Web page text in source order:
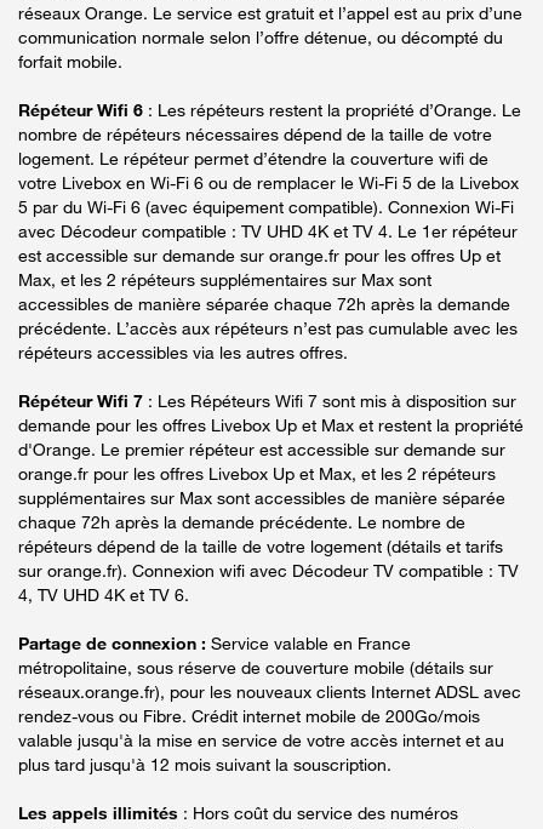
réseaux Orange. Le service est gratuit et l’appel est au prix d’une
communication normale selon l’offre détenue, ou décompté du
forfait mobile.
Répéteur Wifi 6 : Les répéteurs restent la propriété d’Orange. Le
nombre de répéteurs nécessaires dépend de la taille de votre
logement. Le répéteur permet d’étendre la couverture wifi de
votre Livebox en Wi-Fi 6 ou de remplacer le Wi-Fi 5 de la Livebox
5 par du Wi-Fi 6 (avec équipement compatible). Connexion Wi-Fi
avec Décodeur compatible : TV UHD 4K et TV 4. Le 1er répéteur
est accessible sur demande sur orange.fr pour les offres Up et
Max, et les 2 répéteurs supplémentaires sur Max sont
accessibles de manière séparée chaque 72h après la demande
précédente. L’accès aux répéteurs n’est pas cumulable avec les
répéteurs accessibles via les autres offres.
Répéteur Wifi 7 : Les Répéteurs Wifi 7 sont mis à disposition sur
demande pour les offres Livebox Up et Max et restent la propriété
d'Orange. Le premier répéteur est accessible sur demande sur
orange.fr pour les offres Livebox Up et Max, et les 2 répéteurs
supplémentaires sur Max sont accessibles de manière séparée
chaque 72h après la demande précédente. Le nombre de
répéteurs dépend de la taille de votre logement (détails et tarifs
sur orange.fr). Connexion wifi avec Décodeur TV compatible : TV
4, TV UHD 4K et TV 6.
Partage de connexion : Service valable en France
métropolitaine, sous réserve de couverture mobile (détails sur
réseaux.orange.fr), pour les nouveaux clients Internet ADSL avec
rendez-vous ou Fibre. Crédit internet mobile de 200Go/mois
valable jusqu'à la mise en service de votre accès internet et au
plus tard jusqu'à 12 mois suivant la souscription.
Les appels illimités : Hors coût du service des numéros